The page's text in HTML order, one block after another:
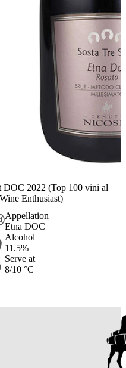
DOC 2022 (Top 100 vini al
Enthusiast)
Appellation
Etna DOC
Alcohol
11.5%
Serve at
8/10 °C